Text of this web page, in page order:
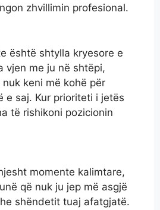
zhvillimin profesional.
është shtylla kryesore e
vjen me ju në shtëpi,
keni më kohë për
e saj. Kur prioriteti i jetës
të rishikoni pozicionin
momente kalimtare,
që nuk ju jep më asgjë
shëndetit tuaj afatgjatë.